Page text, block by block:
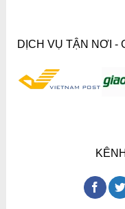
DỊCH VỤ TẬN NƠI -